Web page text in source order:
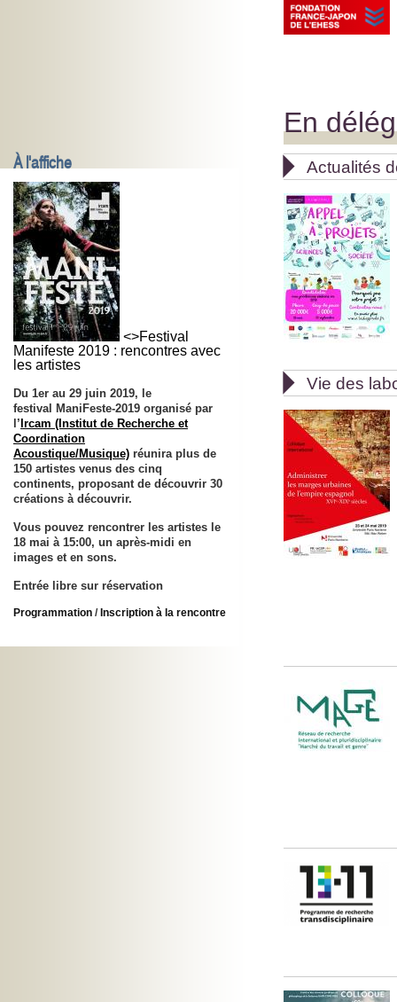
À l'affiche
<>Festival
Manifeste 2019 : rencontres avec
les artistes
Du 1er au 29 juin 2019, le
festival ManiFeste-2019 organisé par
l’Ircam (Institut de Recherche et
Coordination
Acoustique/Musique) réunira plus de
150 artistes venus des cinq
continents, proposant de découvrir 30
créations à découvrir.
Vous pouvez rencontrer les artistes le
18 mai à 15:00, un après-midi en
images et en sons.
Entrée libre sur réservation
Programmation / Inscription à la rencontre
En
 Actualités
 Vie des